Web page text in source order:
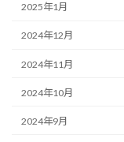
2025年1月
2024年12月
2024年11月
2024年10月
2024年9月